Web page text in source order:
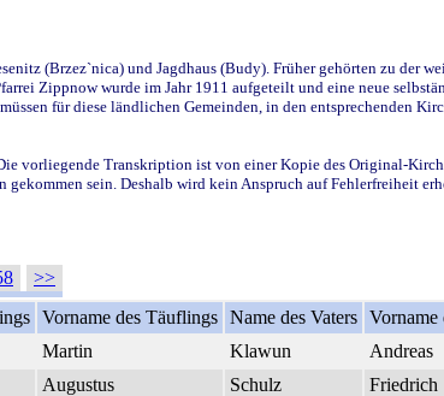
(Brzez`nica) und Jagdhaus (Budy). Früher gehörten zu der
Zippnow wurde im Jahr 1911 aufgeteilt und eine neue
für diese ländlichen Gemeinden, in den entsprechenden
vorliegende Transkription ist von einer Kopie des Original-
sein. Deshalb wird kein Anspruch auf Fehlerfreiheit
>>
Vorname des Täuflings Name des Vaters Vorname
Martin Klawun Andreas
Augustus Schulz Friedrich